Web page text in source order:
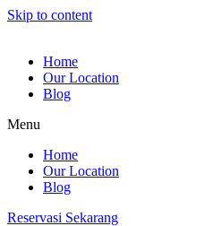
Skip to content
Home
Our Location
Blog
Menu
Home
Our Location
Blog
Reservasi Sekarang